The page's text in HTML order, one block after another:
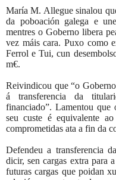
María M. Allegue sinalou
da poboación galega e
mentres o Goberno libera
vez máis cara. Puxo como
Ferrol e Tui, cun
m€.
Reivindicou que “o
á transferencia da
financiado”. Lamentou que
seu custe é equivalente
comprometidas ata a fin da
Defendeu a transferencia
dicir, sen cargas extra para
futuras cargas que poidan